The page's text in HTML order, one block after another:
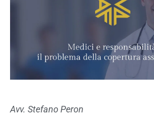
Avv. Stefano Peron